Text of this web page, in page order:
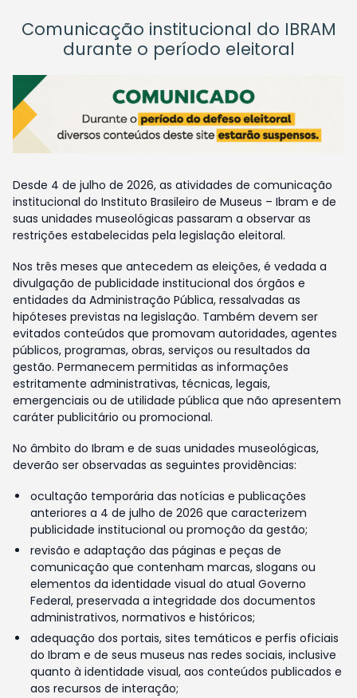
Comunicação institucional do IBRAM
durante o período eleitoral
Desde 4 de julho de 2026, as atividades de comunicação
institucional do Instituto Brasileiro de Museus – Ibram e de
suas unidades museológicas passaram a observar as
restrições estabelecidas pela legislação eleitoral.
Nos três meses que antecedem as eleições, é vedada a
divulgação de publicidade institucional dos órgãos e
entidades da Administração Pública, ressalvadas as
hipóteses previstas na legislação. Também devem ser
evitados conteúdos que promovam autoridades, agentes
públicos, programas, obras, serviços ou resultados da
gestão. Permanecem permitidas as informações
estritamente administrativas, técnicas, legais,
emergenciais ou de utilidade pública que não apresentem
caráter publicitário ou promocional.
No âmbito do Ibram e de suas unidades museológicas,
deverão ser observadas as seguintes providências:
ocultação temporária das notícias e publicações
anteriores a 4 de julho de 2026 que caracterizem
publicidade institucional ou promoção da gestão;
revisão e adaptação das páginas e peças de
comunicação que contenham marcas, slogans ou
elementos da identidade visual do atual Governo
Federal, preservada a integridade dos documentos
administrativos, normativos e históricos;
adequação dos portais, sites temáticos e perfis oficiais
do Ibram e de seus museus nas redes sociais, inclusive
quanto à identidade visual, aos conteúdos publicados e
aos recursos de interação;